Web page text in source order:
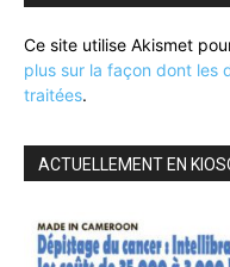
Ce site utilise Akismet
plus sur la façon dont les
traitées.
ACTUELLEMENT EN